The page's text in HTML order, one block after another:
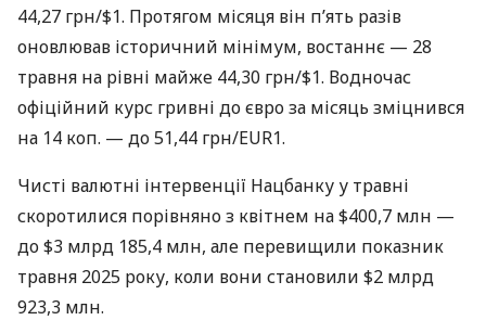
44,27 грн/$1. Протягом місяця він п’ять разів
оновлював історичний мінімум, востаннє — 28
травня на рівні майже 44,30 грн/$1. Водночас
офіційний курс гривні до євро за місяць зміцнився
на 14 коп. — до 51,44 грн/EUR1.
Чисті валютні інтервенції Нацбанку у травні
скоротилися порівняно з квітнем на $400,7 млн —
до $3 млрд 185,4 млн, але перевищили показник
травня 2025 року, коли вони становили $2 млрд
923,3 млн.